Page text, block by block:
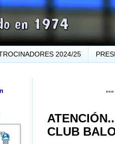
2024/25
... CLUB
CLUB